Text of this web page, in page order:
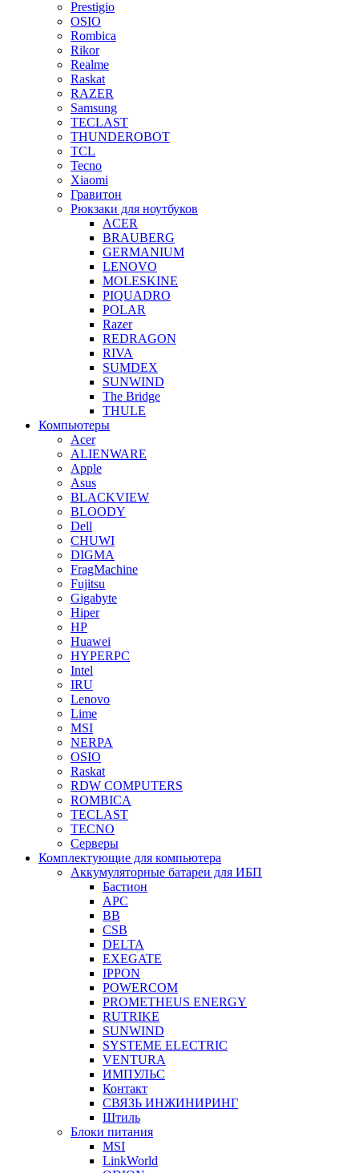
Prestigio
OSIO
Rombica
Rikor
Realme
Raskat
RAZER
Samsung
TECLAST
THUNDEROBOT
TCL
Tecno
Xiaomi
Гравитон
Рюкзаки для ноутбуков
ACER
BRAUBERG
GERMANIUM
LENOVO
MOLESKINE
PIQUADRO
POLAR
Razer
REDRAGON
RIVA
SUMDEX
SUNWIND
The Bridge
THULE
Компьютеры
Acer
ALIENWARE
Apple
Asus
BLACKVIEW
BLOODY
Dell
CHUWI
DIGMA
FragMachine
Fujitsu
Gigabyte
Hiper
HP
Huawei
HYPERPC
Intel
IRU
Lenovo
Lime
MSI
NERPA
OSIO
Raskat
RDW COMPUTERS
ROMBICA
TECLAST
TECNO
Серверы
Комплектующие для компьютера
Аккумуляторные батареи для ИБП
Бастион
APC
BB
CSB
DELTA
EXEGATE
IPPON
POWERCOM
PROMETHEUS ENERGY
RUTRIKE
SUNWIND
SYSTEME ELECTRIC
VENTURA
ИМПУЛЬС
Контакт
СВЯЗЬ ИНЖИНИРИНГ
Штиль
Блоки питания
MSI
LinkWorld